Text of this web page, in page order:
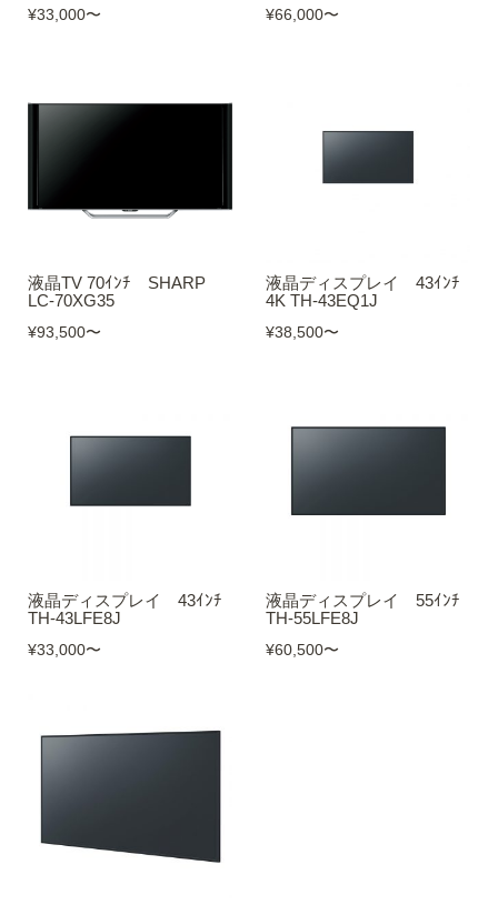
¥33,000〜 ¥66,000〜
液晶TV 70ｲﾝﾁ SHARP
LC-70XG35
¥93,500〜
液晶ディスプレイ 43ｲﾝﾁ
4K TH-43EQ1J
¥38,500〜
液晶ディスプレイ 43ｲﾝﾁ
TH-43LFE8J
¥33,000〜
液晶ディスプレイ 55ｲﾝﾁ
TH-55LFE8J
¥60,500〜